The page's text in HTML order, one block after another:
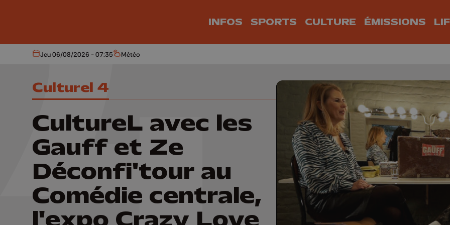
INFOS SPORTS CULTURE ÉMISSIONS
Aujourd'hui
Jeu 06/08/2026 - 07:35 Météo
Météo
Culturel 4
CultureL avec les
Gauff et Ze
Déconfi'tour au
Comédie centrale,